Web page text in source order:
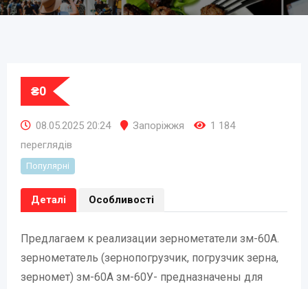
₴0
08.05.2025 20:24 Запоріжжя
1 184
переглядів
Популярні
Деталі Особливості
Предлагаем к реализации зернометатели зм-60А.
зернометатель (зернопогрузчик, погрузчик зерна,
зерномет) зм-60А зм-60У- предназначены для